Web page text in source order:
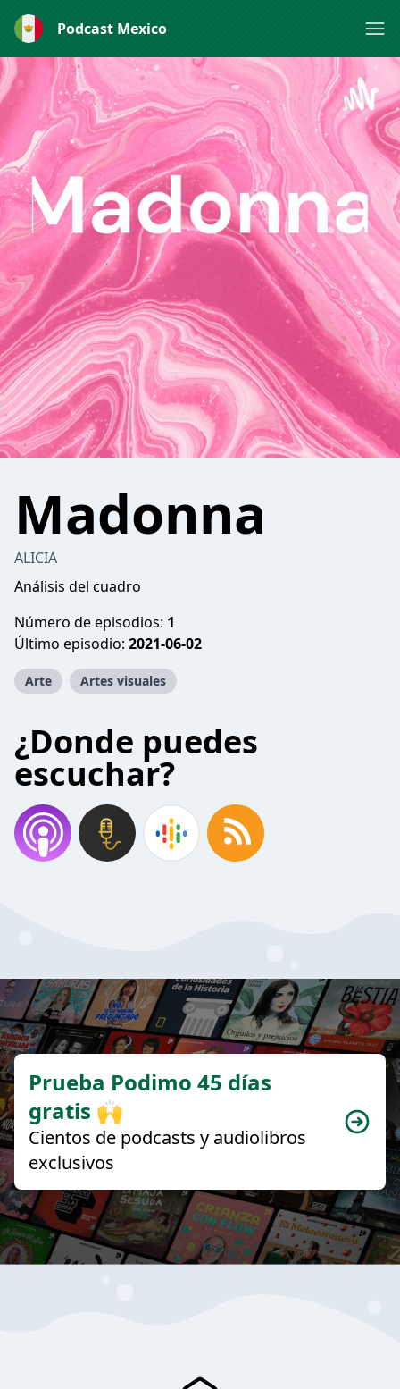
Podcast Mexico
Madonna
ALICIA
Análisis del cuadro
Número de episodios: 1
Último episodio: 2021-06-02
Arte Artes visuales
¿Donde puedes
escuchar?
Prueba Podimo 45 días
gratis 🙌
Cientos de podcasts y audiolibros
exclusivos